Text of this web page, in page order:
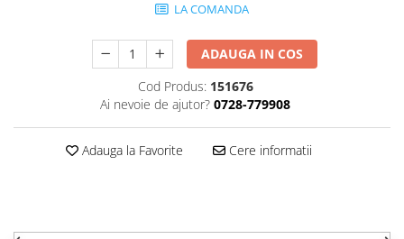
LA COMANDA
ADAUGA IN COS
Cod Produs: 151676
Ai nevoie de ajutor? 0728-779908
Adauga la Favorite Cere informatii